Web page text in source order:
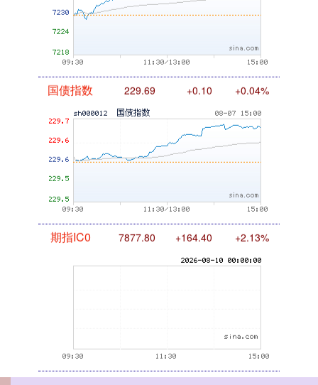
国债指数 +0.04%
期指IC0 +2.13%
+1.02%